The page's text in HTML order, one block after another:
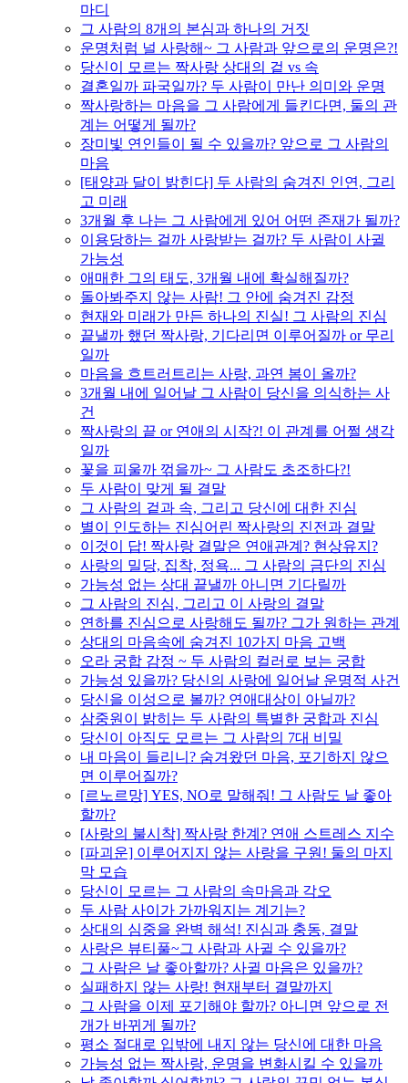
마디
그 사람의 8개의 본심과 하나의 거짓
운명처럼 널 사랑해~ 그 사람과 앞으로의 운명은?!
당신이 모르는 짝사랑 상대의 겉 vs 속
결혼일까 파국일까? 두 사람이 만난 의미와 운명
짝사랑하는 마음을 그 사람에게 들킨다면, 둘의 관
계는 어떻게 될까?
장미빛 연인들이 될 수 있을까? 앞으로 그 사람의
마음
[태양과 달이 밝힌다] 두 사람의 숨겨진 인연, 그리
고 미래
3개월 후 나는 그 사람에게 있어 어떤 존재가 될까?
이용당하는 걸까 사랑받는 걸까? 두 사람이 사귈
가능성
애매한 그의 태도, 3개월 내에 확실해질까?
돌아봐주지 않는 사람! 그 안에 숨겨진 감정
현재와 미래가 만든 하나의 진실! 그 사람의 진심
끝낼까 했던 짝사랑, 기다리면 이루어질까 or 무리
일까
마음을 흐트러트리는 사랑, 과연 봄이 올까?
3개월 내에 일어날 그 사람이 당신을 의식하는 사
건
짝사랑의 끝 or 연애의 시작?! 이 관계를 어쩔 생각
일까
꽃을 피울까 꺾을까~ 그 사람도 초조하다?!
두 사람이 맞게 될 결말
그 사람의 겉과 속, 그리고 당신에 대한 진심
별이 인도하는 진심어린 짝사랑의 진전과 결말
이것이 답! 짝사랑 결말은 연애관계? 현상유지?
사랑의 밀당, 집착, 정욕... 그 사람의 금단의 진심
가능성 없는 상대 끝낼까 아니면 기다릴까
그 사람의 진심, 그리고 이 사랑의 결말
연하를 진심으로 사랑해도 될까? 그가 원하는 관계
상대의 마음속에 숨겨진 10가지 마음 고백
오라 궁합 감정 ~ 두 사람의 컬러로 보는 궁합
가능성 있을까? 당신의 사랑에 일어날 운명적 사건
당신을 이성으로 볼까? 연애대상이 아닐까?
삼중원이 밝히는 두 사람의 특별한 궁합과 진심
당신이 아직도 모르는 그 사람의 7대 비밀
내 마음이 들리니? 숨겨왔던 마음, 포기하지 않으
면 이루어질까?
[르노르망] YES, NO로 말해줘! 그 사람도 날 좋아
할까?
[사랑의 불시착] 짝사랑 한계? 연애 스트레스 지수
[파괴운] 이루어지지 않는 사랑을 구원! 둘의 마지
막 모습
당신이 모르는 그 사람의 속마음과 각오
두 사람 사이가 가까워지는 계기는?
상대의 심중을 완벽 해석! 진심과 충동, 결말
사랑은 뷰티풀~그 사람과 사귈 수 있을까?
그 사람은 날 좋아할까? 사귈 마음은 있을까?
실패하지 않는 사랑! 현재부터 결말까지
그 사람을 이제 포기해야 할까? 아니면 앞으로 전
개가 바뀌게 될까?
평소 절대로 입밖에 내지 않는 당신에 대한 마음
가능성 없는 짝사랑, 운명을 변화시킬 수 있을까